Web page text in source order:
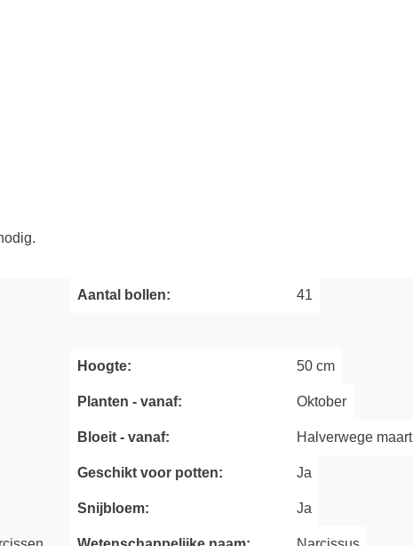
Aantal bollen: 41
Hoogte: 50 cm
Planten - vanaf: Oktober
Bloeit - vanaf: Halverwege maart
Geschikt voor potten: Ja
Snijbloem: Ja
mailadres voor10% welkomskorting